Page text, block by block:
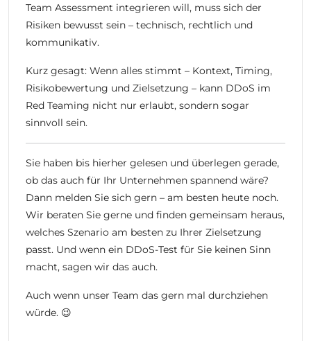
Team Assessment integrieren will, muss sich der
Risiken bewusst sein – technisch, rechtlich und
kommunikativ.
Kurz gesagt: Wenn alles stimmt – Kontext, Timing,
Risikobewertung und Zielsetzung – kann DDoS im
Red Teaming nicht nur erlaubt, sondern sogar
sinnvoll sein.
Sie haben bis hierher gelesen und überlegen gerade,
ob das auch für Ihr Unternehmen spannend wäre?
Dann melden Sie sich gern – am besten heute noch.
Wir beraten Sie gerne und finden gemeinsam heraus,
welches Szenario am besten zu Ihrer Zielsetzung
passt. Und wenn ein DDoS-Test für Sie keinen Sinn
macht, sagen wir das auch.
Auch wenn unser Team das gern mal durchziehen
würde. 😉